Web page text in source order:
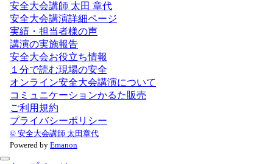
安全大会講師 太田 章代
安全大会講演詳細ページ
実績・担当者様の声
講演の実施報告
安全大会お役立ち情報
１分で読む現場の安全
オンライン安全大会講演について
コミュニケーションかるた販売
ご利用規約
プライバシーポリシー
© 安全大会講師 太田章代
Powered by Emanon